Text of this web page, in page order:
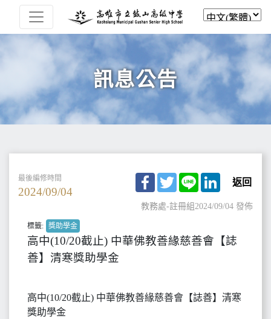
訊息公告
最後編修時間
2024/09/04
Facebook
TwitterLine LinkedIn
返回
教務處-註冊組2024/09/04 發佈
標籤: 獎助學金
高中(10/20截止) 中華佛教善緣慈善會【誌
善】清寒獎助學金
高中(10/20截止) 中華佛教善緣慈善會【誌善】清寒
獎助學金